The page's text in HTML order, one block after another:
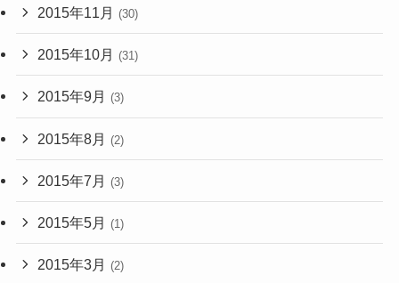
2015年11月 (30)
2015年10月 (31)
2015年9月 (3)
2015年8月 (2)
2015年7月 (3)
2015年5月 (1)
2015年3月 (2)